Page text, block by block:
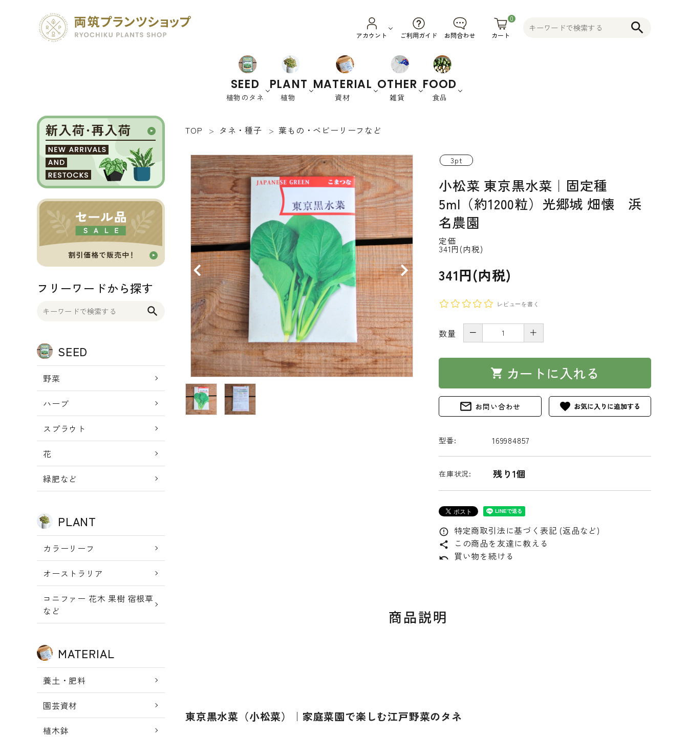
アカウント ご利用ガイド お問合わせ
0
カート
search
SEED
植物のタネ
ト
緑肥など
PLANT
植物
ア
MATERIAL
資材
OTHER
雑貨
類
籍
FOOD
食品
物
食
品
そ
の
他
search
SEED 植物のタネ
PLANT 植物
MATERIAL 資材
OTHER 雑貨
ご利用ガイド
プライバシーポリシー
特定商取引法について
お問い合わせ
ようこそ ゲスト 様
ログイン
フリーワードから探す
search
SEED
野菜
ハーブ
スプラウト
花
緑肥など
PLANT
カラーリーフ
オーストラリア
コニファー 花木 果樹 宿根草
など
MATERIAL
養土・肥料
園芸資材
植木鉢
TOP タネ・種子 葉もの・ベビーリーフなど
3pt
小松菜 東京黒水菜｜固定種
5ml（約1200粒）光郷城 畑懐 浜
名農園
定価
341円(内税)
341円(内税)
レビューを書く
数量 － ＋
shopping_cart カートに入れる
mail_outline お問い合わせ favorite
型番: 169984857
在庫状況: 残り1個
error_outline 特定商取引法に基づく表記 (返品など)
share この商品を友達に教える
undo 買い物を続ける
商品説明
東京黒水菜（小松菜）｜家庭菜園で楽しむ江戸野菜のタネ